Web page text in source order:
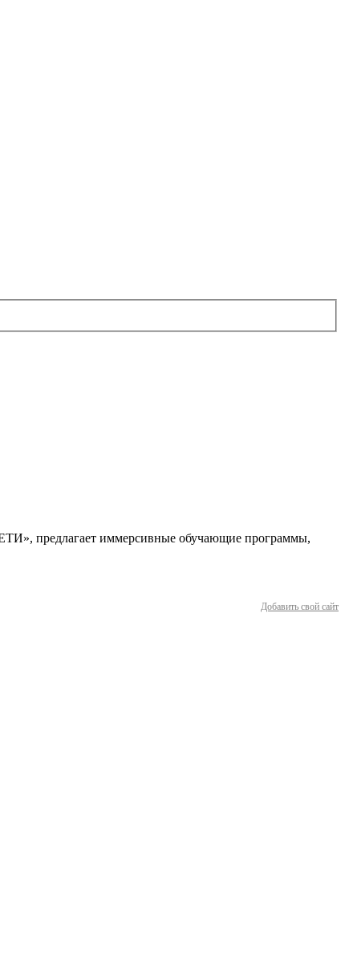
предлагает иммерсивные обучающие программы,
Добавить свой сайт